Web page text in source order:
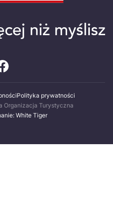
Polityka prywatności
Organizacja Turystyczna
White Tiger